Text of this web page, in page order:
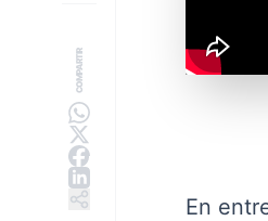
COMPARTIR
En